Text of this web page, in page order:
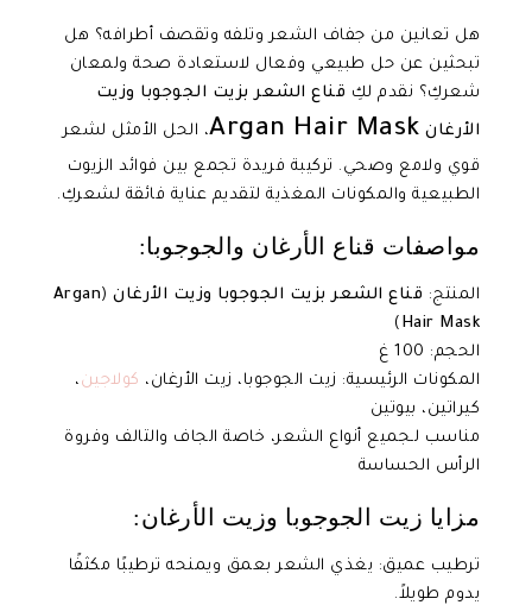
هل تعانين من جفاف الشعر وتلفه وتقصف أطرافه؟ هل
تبحثين عن حل طبيعي وفعال لاستعادة صحة ولمعان
شعركِ؟ نقدم لكِ قناع الشعر بزيت الجوجوبا وزيت
الأرغان Argan Hair Mask، الحل الأمثل لشعر
قوي ولامع وصحي. تركيبة فريدة تجمع بين فوائد الزيوت
الطبيعية والمكونات المغذية لتقديم عناية فائقة لشعركِ.
مواصفات قناع الأرغان والجوجوبا:
المنتج: قناع الشعر بزيت الجوجوبا وزيت الأرغان (
Argan
Hair Mask
)
الحجم: 100 غ
المكونات الرئيسية: زيت الجوجوبا، زيت الأرغان، كولاجين ،
كيراتين، بيوتين
مناسب لـجميع أنواع الشعر، خاصة الجاف والتالف وفروة
الرأس الحساسة
مزايا زيت الجوجوبا وزيت الأرغان:
ترطيب عميق: يغذي الشعر بعمق ويمنحه ترطيبًا مكثفًا
يدوم طويلاً.